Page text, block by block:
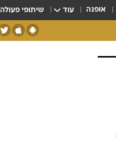
אופנה עוד שיתופי פעולה